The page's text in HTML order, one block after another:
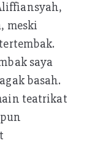
meski
saya
basah.
teatrikat